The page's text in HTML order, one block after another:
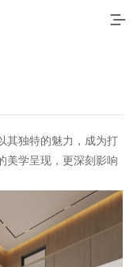
其独特的魅力，成为打
美学呈现，更深刻影响